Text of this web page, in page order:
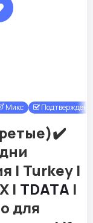
Микс Подтверждены
| Turkey |
| TDATA |
для